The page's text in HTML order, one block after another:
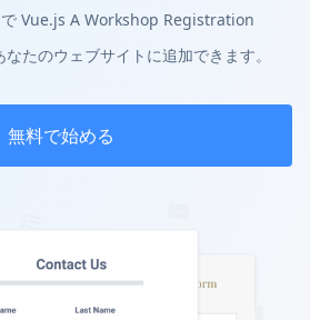
Vue.js A Workshop Registration
たのウェブサイトに追加できます。
無料で始める